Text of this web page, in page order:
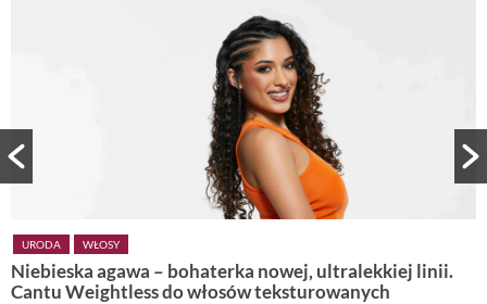
URODA WŁOSY
Niebieska agawa – bohaterka nowej, ultralekkiej linii.
Cantu Weightless do włosów teksturowanych